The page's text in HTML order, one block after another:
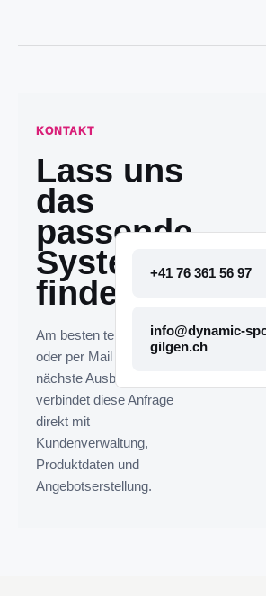
KONTAKT
Lass uns
das
passende
System
finden.
Am besten telefonisch
oder per Mail melden. Die
nächste Ausbaustufe
verbindet diese Anfrage
direkt mit
Kundenverwaltung,
Produktdaten und
Angebotserstellung.
+41 76 361 56 97
info@dynamic-
gilgen.ch